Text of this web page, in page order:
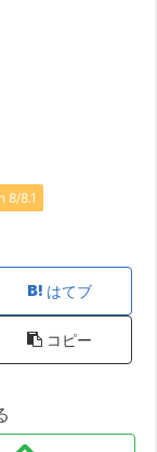
8/8.1
はてブ
コピー